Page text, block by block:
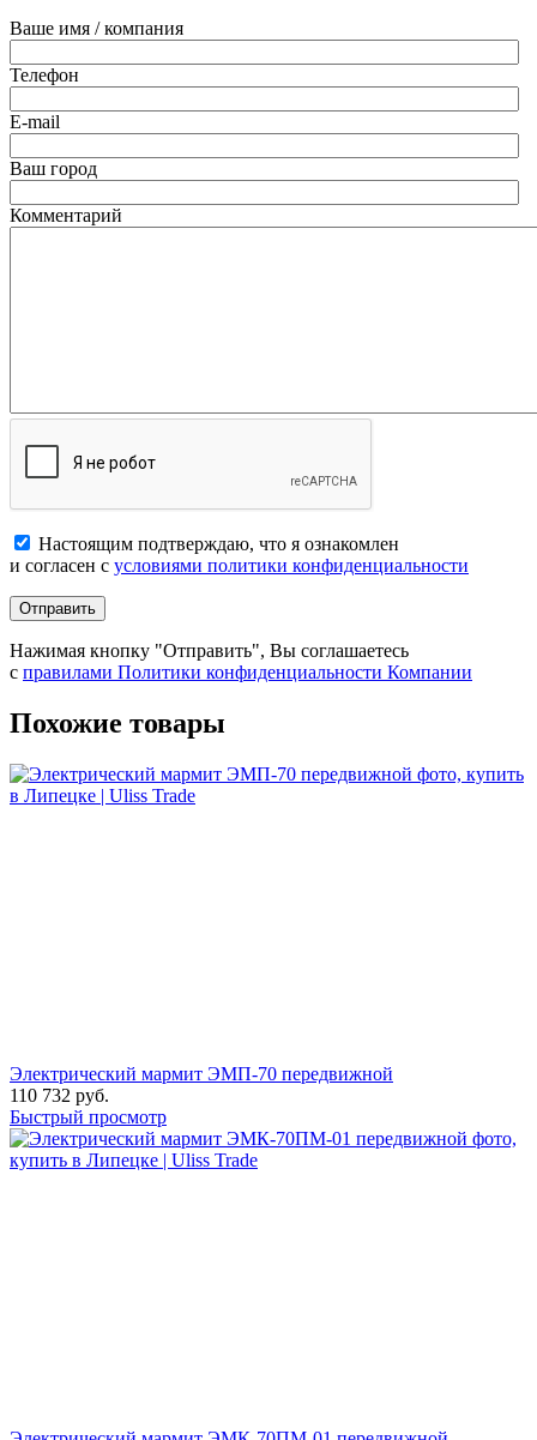
Ваше имя / компания
Телефон
E-mail
Ваш город
Комментарий
Настоящим подтверждаю, что я ознакомлен
и согласен с условиями политики конфиденциальности
Отправить
Нажимая кнопку "Отправить", Вы соглашаетесь
с правилами Политики конфиденциальности Компании
Похожие товары
Электрический мармит ЭМП-70 передвижной
110 732 руб.
Быстрый просмотр